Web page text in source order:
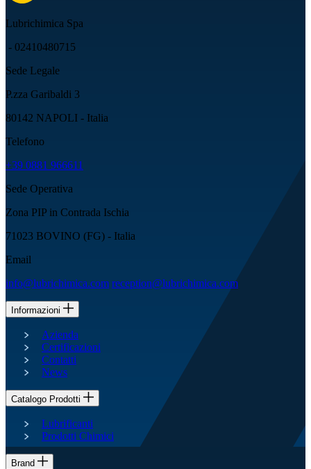
Lubrichimica Spa
- 02410480715
Sede Legale
P.zza Garibaldi 3
80142 NAPOLI - Italia
Telefono
+39 0881 966611
Sede Operativa
Zona PIP in Contrada Ischia
71023 BOVINO (FG) - Italia
Email
info@lubrichimica.com reception@lubrichimica.com
Informazioni
Azienda
Certificazioni
Contatti
News
Catalogo Prodotti
Lubrificanti
Prodotti Chimici
Brand